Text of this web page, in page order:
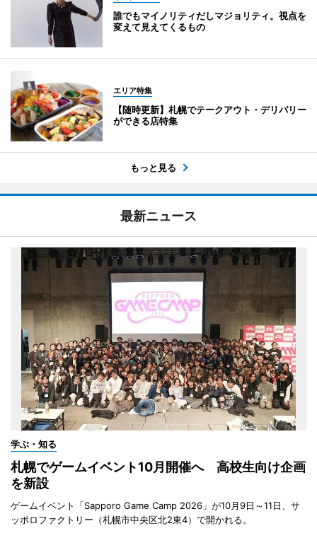
誰でもマイノリティだしマジョリティ。視点を
変えて見えてくるもの
エリア特集
【随時更新】札幌でテークアウト・デリバリー
ができる店特集
もっと見る
最新ニュース
学ぶ・知る
札幌でゲームイベント10月開催へ 高校生向け企画
を新設
ゲームイベント「Sapporo Game Camp 2026」が10月9日～11日、サ
ッポロファクトリー（札幌市中央区北2東4）で開かれる。